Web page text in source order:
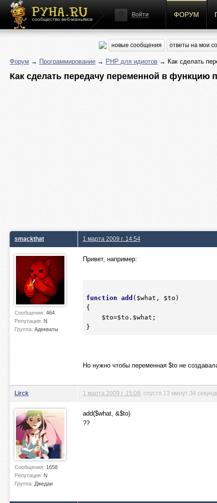
сообщество веб-маньяков
Войти ФОРУМ
новые сообщения ответы на мои
Форум → Программирование → PHP для идиотов → Как сделать
Как сделать передачу переменной в функцию
smackthat
Сообщения: 464
Репутация: N
Группа: Адекваты
1 марта 2009 г. 14:54
Привет, например:
function add ( $what , $to )
{
$to=$to . $what ;
Но нужно чтобы переменная $to не
Lirck
Сообщения: 1658
Репутация: N
Группа: Джедаи
1 марта 2009 г. 15:08 , спустя 13 минут 34
add($what, &$to)
??